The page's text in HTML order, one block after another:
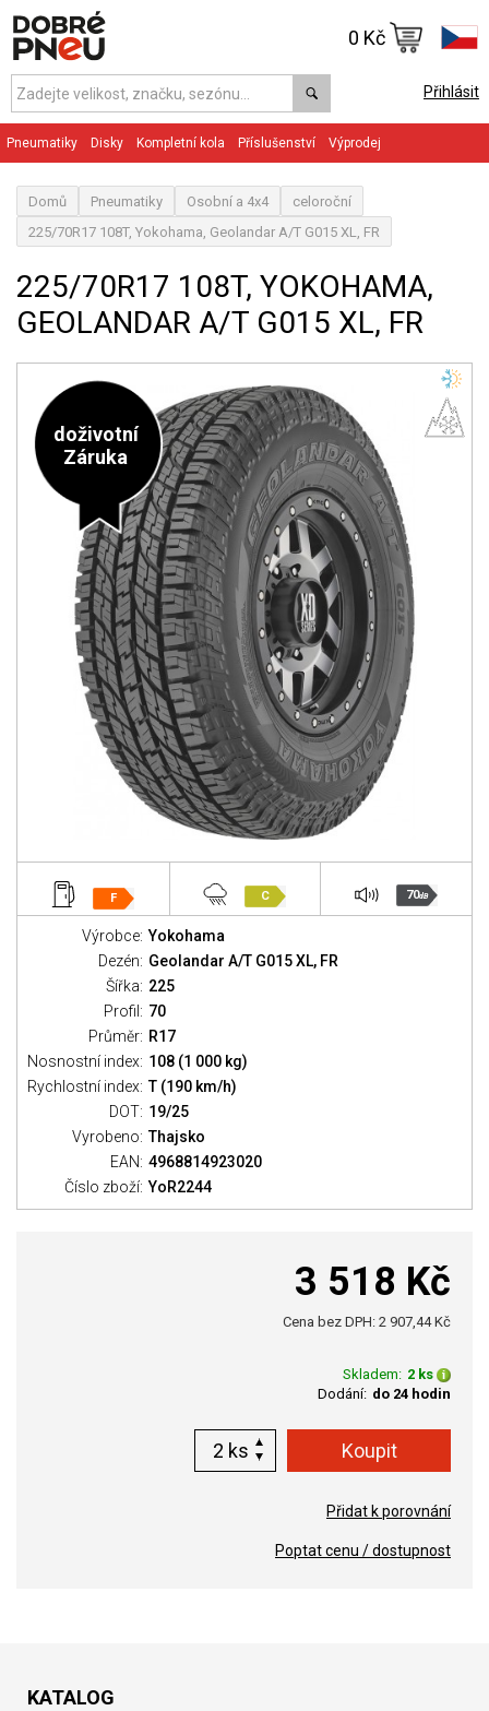
Přihlásit
0 Kč
Pneumatiky Disky Kompletní kola Příslušenství Výprodej
Domů Pneumatiky Osobní a 4x4
celoroční
225/70R17 108T, Yokohama, Geolandar A/T G015 XL, FR
225/70R17 108T, YOKOHAMA,
GEOLANDAR A/T G015 XL, FR
doživotní
Záruka
F C 70dB
Výrobce: Yokohama
Dezén: Geolandar A/T G015 XL, FR
Šířka: 225
Profil: 70
Průměr: R17
Nosnostní index: 108 (1 000 kg)
Rychlostní index: T (190 km/h)
DOT: 19/25
Vyrobeno: Thajsko
EAN: 4968814923020
Číslo zboží: YoR2244
3 518 Kč
Cena bez DPH: 2 907,44 Kč
Skladem: 2 ks
Dodání: do 24 hodin
ks
Přidat k porovnání
Poptat cenu / dostupnost
KATALOG